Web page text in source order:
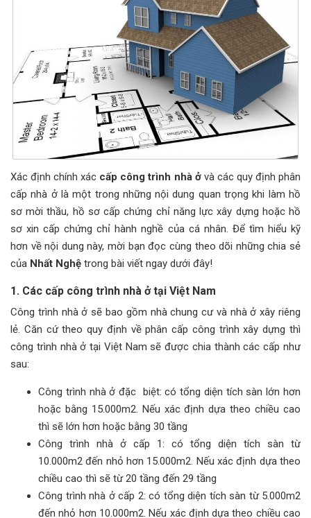
Xác định chính xác cấp công trình nhà ởvà các quy định phân
cấp nhà ở là một trong những nội dung quan trọng khi làm hồ
sơ mời thầu, hồ sơ cấp chứng chỉ năng lực xây dựng hoặc hồ
sơ xin cấp chứng chỉ hành nghề của cá nhân. Để tìm hiểu kỹ
hơn về nội dung này, mời bạn đọc cùng theo dõi những chia sẻ
của Nhất Nghệ trong bài viết ngay dưới đây!
1. Các cấp công trình nhà ở tại Việt Nam
Công trình nhà ở sẽ bao gồm nhà chung cư và nhà ở xây riêng
lẻ. Căn cứ theo quy định về phân cấp công trình xây dựng thì
công trình nhà ở tại Việt Nam sẽ được chia thành các cấp như
sau:
Công trình nhà ở đặc biệt: có tổng diện tích sàn lớn hơn
hoặc bằng 15.000m2. Nếu xác định dựa theo chiều cao
thì sẽ lớn hơn hoặc bằng 30 tầng
Công trình nhà ở cấp 1: có tổng diện tích sàn từ
10.000m2 đến nhỏ hơn 15.000m2. Nếu xác định dựa theo
chiều cao thì sẽ từ 20 tầng đến 29 tầng
Công trình nhà ở cấp 2: có tổng diện tích sàn từ 5.000m2
đến nhỏ hơn 10.000m2. Nếu xác định dựa theo chiều cao